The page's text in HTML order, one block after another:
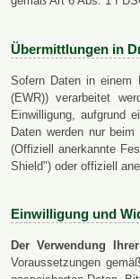
Übermittlungen in
Sofern Daten in einem
(EWR)) verarbeitet
Einwilligung, aufgrund
Daten werden nur
(Offiziell anerkannte
Shield") oder offiziell
Einwilligung und
Der Verwendung
Voraussetzungen